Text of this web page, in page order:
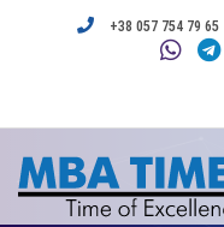
+38 057 754 79 65